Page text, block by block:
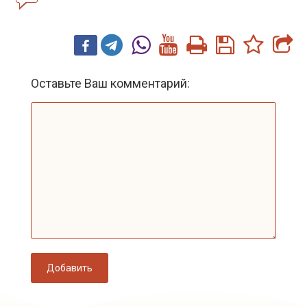
Оставьте Ваш комментарий:
Добавить